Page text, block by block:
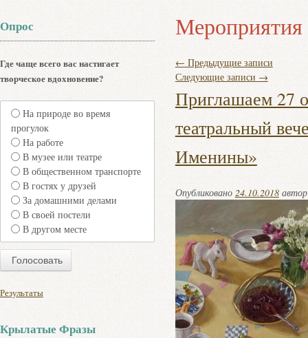
Мероприятия
← Предыдущие записи
Следующие записи →
Приглашаем 27
театральный
Именины»
Опубликовано 24.10.2018
Опрос
Где чаще всего вас настигает
творческое вдохновение?
На природе во время
прогулок
На работе
В музее или театре
В общественном транспорте
В гостях у друзей
За домашними делами
В своей постели
В другом месте
Результаты
Крылатые Фразы